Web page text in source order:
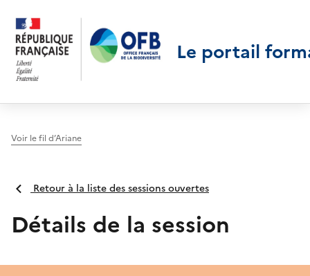
Le portail
Voir le fil d’Ariane
Retour à la liste des sessions ouvertes
Détails de la session